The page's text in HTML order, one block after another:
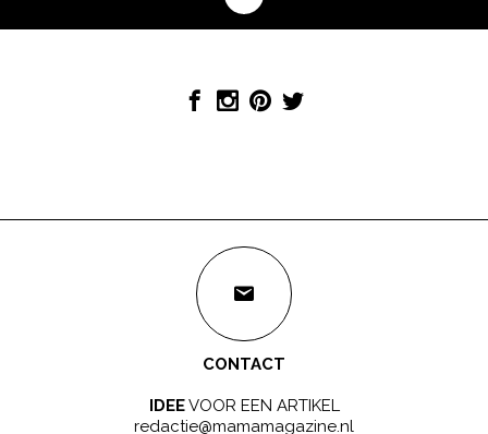
CONTACT
IDEEVOOR EEN ARTIKEL
redactie@mamamagazine.nl